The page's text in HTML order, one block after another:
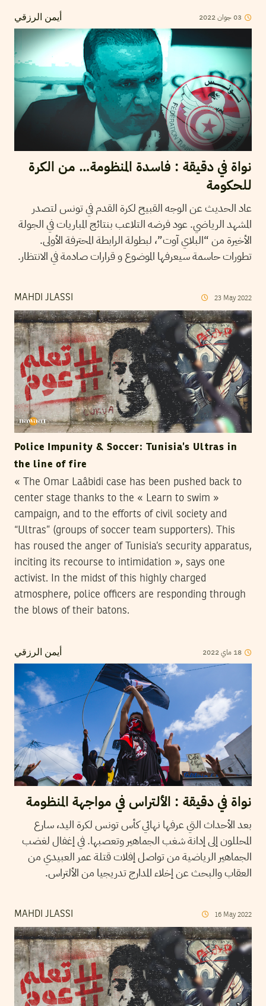
أيمن الرزقي 03جوان2022
نواة في دقيقة : فاسدة المنظومة… من الكرة
للحكومة
عاد الحديث عن الوجه القبيح لكرة القدم في تونس لتصدر
المشهد الرياضي. عود فرضه التلاعب بنتائج المباريات في الجولة
الأخيرة من “البلاي آوت”، لبطولة الرابطة المحترفة الأولى.
تطورات حاسمة سيعرفها الموضوع و قرارات صادمة في الانتظار.
MAHDI JLASSI 23 May 2022
Police Impunity & Soccer: Tunisia’s Ultras in
the line of fire
« The Omar Laâbidi case has been pushed back to
center stage thanks to the « Learn to swim »
campaign, and to the efforts of civil society and
“Ultras” (groups of soccer team supporters). This
has roused the anger of Tunisia’s security apparatus,
inciting its recourse to intimidation », says one
activist. In the midst of this highly charged
atmosphere, police officers are responding through
the blows of their batons.
أيمن الرزقي 18 ماي2022
نواة في دقيقة : الألتراس في مواجهة المنظومة
بعد الأحداث التي عرفها نهائي كأس تونس لكرة اليد، سارع
المحللون إلى إدانة شغب الجماهير وتعصبها. في إغفال لغضب
الجماهير الرياضية من تواصل إفلات قتلة عمر العبيدي من
العقاب والبحث عن إخلاء المدارج تدريجيا من الألتراس.
MAHDI JLASSI 16 May 2022